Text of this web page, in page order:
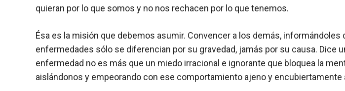
quieran por lo que somos y no nos rechacen por lo que tenemos.
Ésa es la misión que debemos asumir. Convencer a los demás,
enfermedades sólo se diferencian por su gravedad, jamás por su causa. Dice
enfermedad no es más que un miedo irracional e ignorante que bloquea la
aislándonos y empeorando con ese comportamiento ajeno y encubiertamente